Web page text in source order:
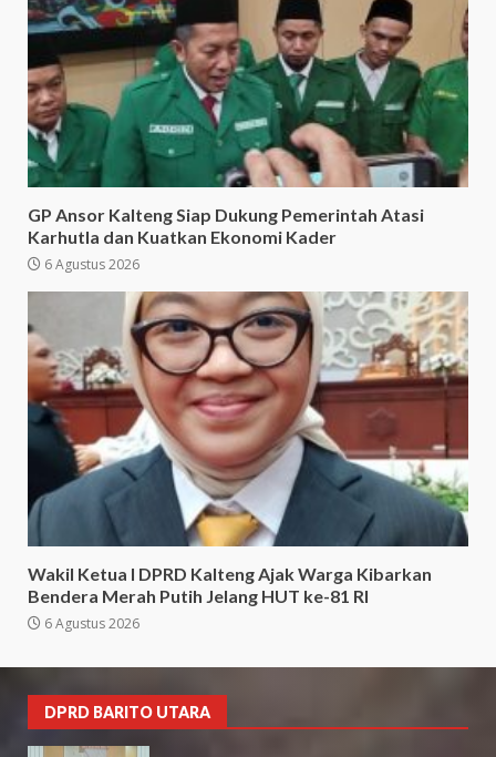
GP Ansor Kalteng Siap Dukung Pemerintah Atasi
Karhutla dan Kuatkan Ekonomi Kader
6 Agustus 2026
Wakil Ketua I DPRD Kalteng Ajak Warga Kibarkan
Bendera Merah Putih Jelang HUT ke-81 RI
6 Agustus 2026
DPRD BARITO UTARA